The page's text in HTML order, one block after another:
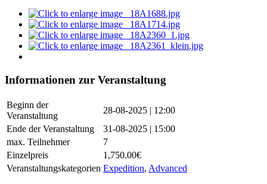
Informationen zur Veranstaltung
Beginn der
Veranstaltung
28-08-2025 | 12:00
Ende der Veranstaltung
31-08-2025 | 15:00
max. Teilnehmer
7
Einzelpreis
1,750.00€
Veranstaltungskategorien Expedition, Advanced